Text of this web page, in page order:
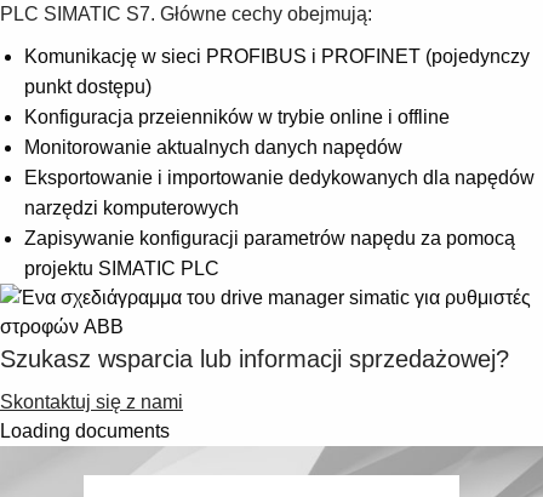
PLC SIMATIC S7. Główne cechy obejmują:
Komunikację w sieci PROFIBUS i PROFINET (pojedynczy
punkt dostępu)
Konfiguracja przeienników w trybie online i offline
Monitorowanie aktualnych danych napędów
Eksportowanie i importowanie dedykowanych dla napędów
narzędzi komputerowych
Zapisywanie konfiguracji parametrów napędu za pomocą
projektu SIMATIC PLC
Szukasz wsparcia lub informacji sprzedażowej?
Skontaktuj się z nami
Loading documents